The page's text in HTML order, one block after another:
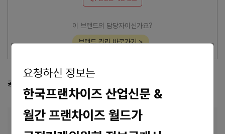
이 브랜드의 담당자이신가요?
브랜드 관리 바로가기 >
공정거래위원회 등록 정보
본사 안내